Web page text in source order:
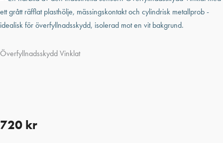
Överfyllnadsskydd Vinklat
720 kr